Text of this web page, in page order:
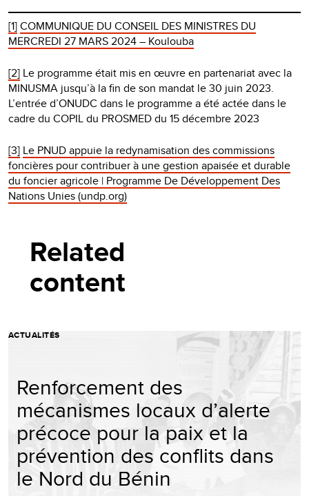
[1]COMMUNIQUE DU CONSEIL DES MINISTRES DU
MERCREDI 27 MARS 2024 – Koulouba
[2] Le programme était mis en œuvre en partenariat avec la
MINUSMA jusqu’à la fin de son mandat le 30 juin 2023.
L’entrée d’ONUDC dans le programme a été actée dans le
cadre du COPIL du PROSMED du 15 décembre 2023
[3] Le PNUD appuie la redynamisation des commissions
foncières pour contribuer à une gestion apaisée et durable
du foncier agricole | Programme De Développement Des
Nations Unies (undp.org)
Related
content
ACTUALITÉS
Renforcement des
mécanismes locaux d’alerte
précoce pour la paix et la
prévention des conflits dans
le Nord du Bénin